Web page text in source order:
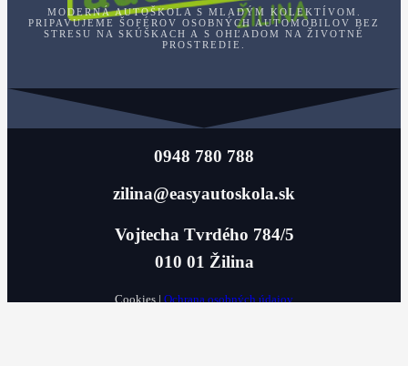
MODERNÁ AUTOŠKOLA S MLADÝM KOLEKTÍVOM.
PRIPAVUJEME ŠOFÉROV OSOBNÝCH AUTOMOBILOV BEZ
STRESU NA SKÚŠKACH A S OHĽADOM NA ŽIVOTNÉ
PROSTREDIE.
0948 780 788
zilina@easyautoskola.sk
Vojtecha Tvrdého 784/5
010 01 Žilina
Cookies |Ochrana osobných údajov